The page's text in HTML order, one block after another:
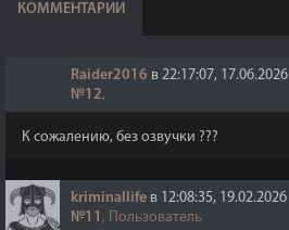
КОММЕНТАРИИ
Raider2016 в 22:17:07, 17.06.2026
№12,
К сожалению, без озвучки ???
kriminallife в 12:08:35, 19.02.2026
№11 , Пользователь